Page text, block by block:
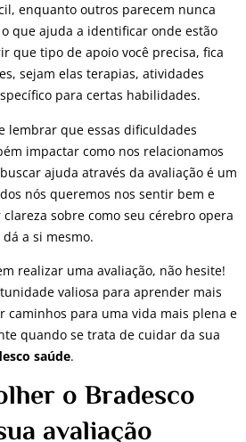
enquanto outros parecem nunca
que ajuda a identificar onde estão
que tipo de apoio você precisa, fica
sejam elas terapias, atividades
para certas habilidades.
lembrar que essas dificuldades
impactar como nos relacionamos
ajuda através da avaliação é um
nós queremos nos sentir bem e
sobre como seu cérebro opera
a si mesmo.
realizar uma avaliação, não hesite!
valiosa para aprender mais
caminhos para uma vida mais plena e
quando se trata de cuidar da sua
saúde.
o Bradesco
avaliação